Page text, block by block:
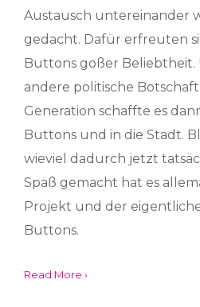
Austausch untereinander
gedacht. Dafür erfreuten
Buttons goßer Beliebtheit.
andere politische
Generation schaffte es
Buttons und in die Stadt.
wieviel dadurch jetzt
Spaß gemacht hat es
Projekt und der
Buttons.
Read More ›